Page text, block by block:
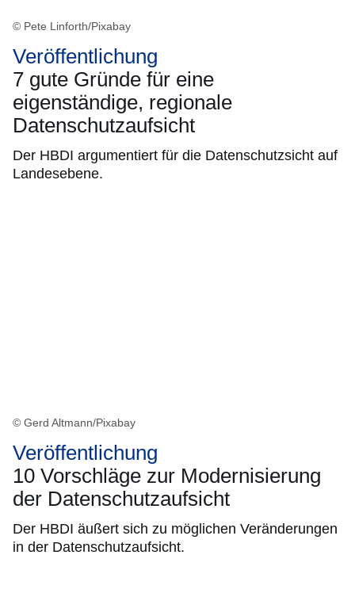
© Pete Linforth/Pixabay
Veröffentlichung
7 gute Gründe für eine
eigenständige, regionale
Datenschutzaufsicht
Der HBDI argumentiert für die Datenschutzsicht auf
Landesebene.
© Gerd Altmann/Pixabay
Veröffentlichung
10 Vorschläge zur Modernisierung
der Datenschutzaufsicht
Der HBDI äußert sich zu möglichen Veränderungen
in der Datenschutzaufsicht.